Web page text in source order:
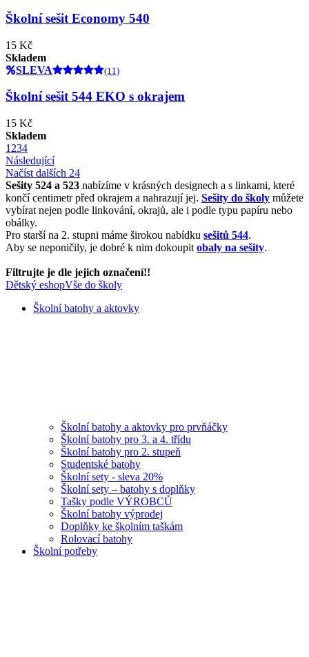
Školní sešit Economy 540
15 Kč
Skladem
SLEVA
(11)
Školní sešit 544 EKO s okrajem
15 Kč
Skladem
1 234
Následující
Načíst dalších 24
Sešity 524 a 523 nabízíme v krásných designech a s linkami, které
končí centimetr před okrajem a nahrazují jej. Sešity do školy můžete
vybírat nejen podle linkování, okrajů, ale i podle typu papíru nebo
obálky.
Pro starší na 2. stupni máme širokou nabídku sešitů 544.
Aby se neponičily, je dobré k nim dokoupit obaly na sešity.
Filtrujte je dle jejich označení!!
Dětský eshopVše do školy
Školní batohy a aktovky
Školní batohy a aktovky pro prvňáčky
Školní batohy pro 3. a 4. třídu
Školní batohy pro 2. stupeň
Studentské batohy
Školní sety - sleva 20%
Školní sety – batohy s doplňky
Tašky podle VÝROBCŮ
Školní batohy výprodej
Doplňky ke školním taškám
Rolovací batohy
Školní potřeby